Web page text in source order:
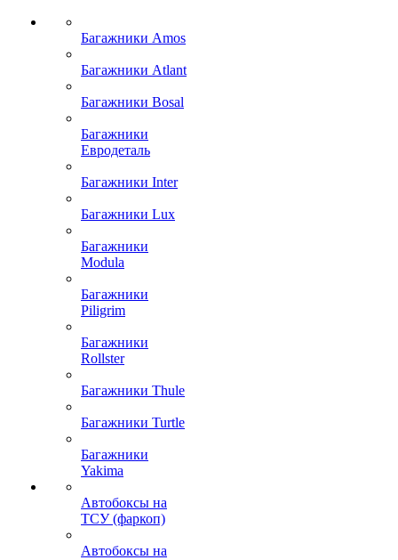
Багажники Amos
Багажники Atlant
Багажники Bosal
Багажники
Евродеталь
Багажники Inter
Багажники Lux
Багажники
Modula
Багажники
Piligrim
Багажники
Rollster
Багажники Thule
Багажники Turtle
Багажники
Yakima
Автобоксы на
ТСУ (фаркоп)
Автобоксы на